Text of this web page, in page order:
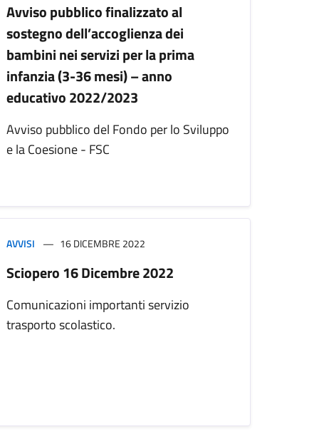
Avviso pubblico finalizzato al
sostegno dell’accoglienza dei
bambini nei servizi per la prima
infanzia (3-36 mesi) – anno
educativo 2022/2023
Avviso pubblico del Fondo per lo Sviluppo
e la Coesione - FSC
AVVISI 16 DICEMBRE 2022
Sciopero 16 Dicembre 2022
Comunicazioni importanti servizio
trasporto scolastico.